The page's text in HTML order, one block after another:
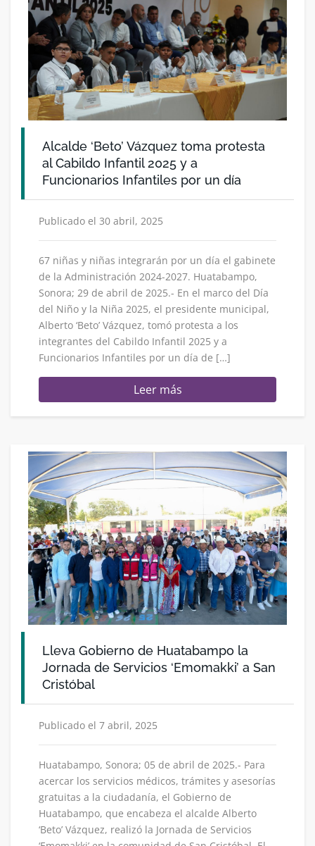
Alcalde ‘Beto’ Vázquez toma protesta
al Cabildo Infantil 2025 y a
Funcionarios Infantiles por un día
Publicado el 30 abril, 2025
67 niñas y niñas integrarán por un día el gabinete
de la Administración 2024-2027. Huatabampo,
Sonora; 29 de abril de 2025.- En el marco del Día
del Niño y la Niña 2025, el presidente municipal,
Alberto ‘Beto’ Vázquez, tomó protesta a los
integrantes del Cabildo Infantil 2025 y a
Funcionarios Infantiles por un día de […]
Leer más
Lleva Gobierno de Huatabampo la
Jornada de Servicios ‘Emomakki’ a San
Cristóbal
Publicado el 7 abril, 2025
Huatabampo, Sonora; 05 de abril de 2025.- Para
acercar los servicios médicos, trámites y asesorías
gratuitas a la ciudadanía, el Gobierno de
Huatabampo, que encabeza el alcalde Alberto
‘Beto’ Vázquez, realizó la Jornada de Servicios